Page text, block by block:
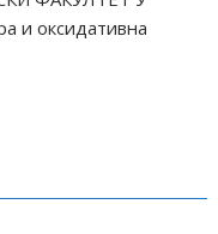
и оксидативна